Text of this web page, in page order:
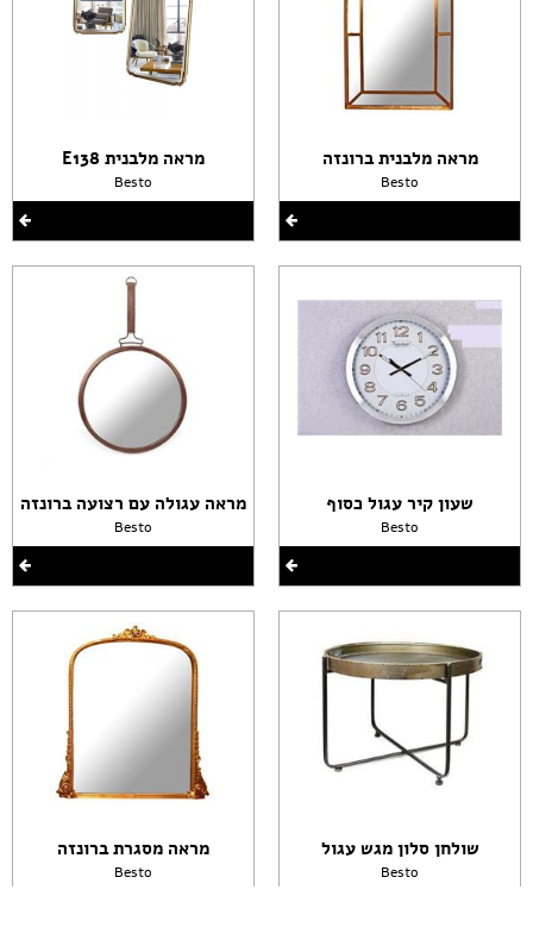
מראה מלבנית ברונזה
Besto
שעון קיר עגול כסוף
Besto
שולחן סלון מגש עגול
Besto
מראה מלבנית E138
Besto
מראה עגולה עם רצועה ברונזה
Besto
מראה מסגרת ברונזה
Besto